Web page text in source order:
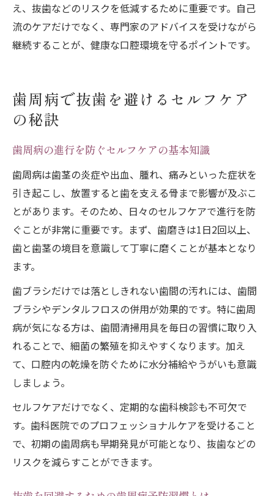
え、抜歯などのリスクを低減するために重要です。自己
流のケアだけでなく、専門家のアドバイスを受けながら
継続することが、健康な口腔環境を守るポイントです。
歯周病で抜歯を避けるセルフケア
の秘訣
歯周病の進行を防ぐセルフケアの基本知識
歯周病は歯茎の炎症や出血、腫れ、痛みといった症状を
引き起こし、放置すると歯を支える骨まで影響が及ぶこ
とがあります。そのため、日々のセルフケアで進行を防
ぐことが非常に重要です。まず、歯磨きは1日2回以上、
歯と歯茎の境目を意識して丁寧に磨くことが基本となり
ます。
歯ブラシだけでは落としきれない歯間の汚れには、歯間
ブラシやデンタルフロスの併用が効果的です。特に歯周
病が気になる方は、歯間清掃用具を毎日の習慣に取り入
れることで、細菌の繁殖を抑えやすくなります。加え
て、口腔内の乾燥を防ぐために水分補給やうがいも意識
しましょう。
セルフケアだけでなく、定期的な歯科検診も不可欠で
す。歯科医院でのプロフェッショナルケアを受けること
で、初期の歯周病も早期発見が可能となり、抜歯などの
リスクを減らすことができます。